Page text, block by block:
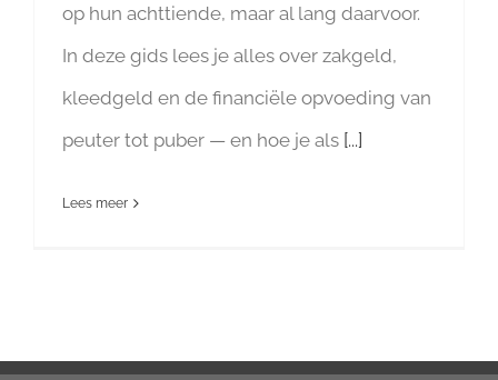
op hun achttiende, maar al lang daarvoor.
In deze gids lees je alles over zakgeld,
kleedgeld en de financiële opvoeding van
peuter tot puber — en hoe je als [...]
Lees meer